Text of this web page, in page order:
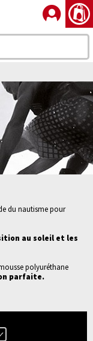
dunautismepour
au soleil et les
polyuréthane
parfaite.